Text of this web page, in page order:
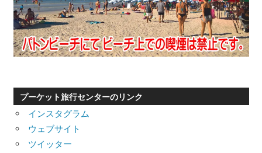
プーケット旅行センターのリンク
インスタグラム
ウェブサイト
ツイッター